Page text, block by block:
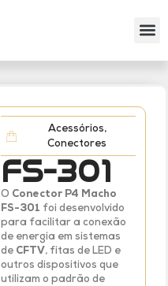
Acessórios,
Conectores
FS-301
O Conector P4 Macho
FS-301 foi desenvolvido
para facilitar a conexão
de energia em sistemas
de CFTV, fitas de LED e
outros dispositivos que
utilizam o padrão de